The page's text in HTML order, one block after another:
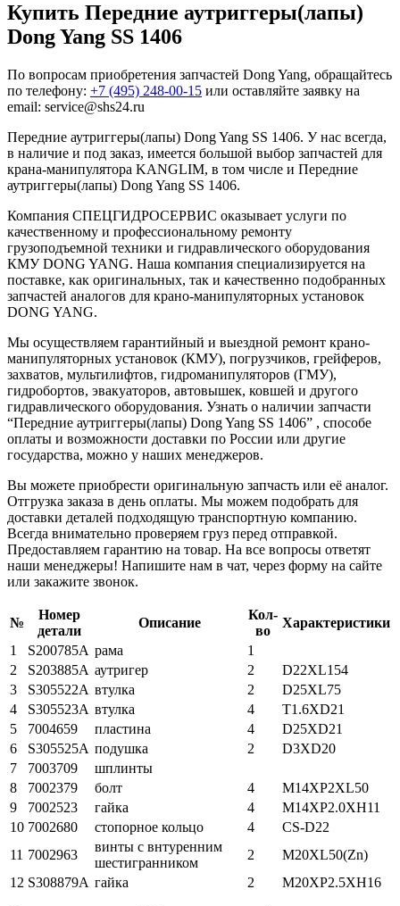
Купить Передние аутриггеры(лапы)
Dong Yang SS 1406
По вопросам приобретения запчастей Dong Yang, обращайтесь
по телефону: +7 (495) 248-00-15 или оставляйте заявку на
email: service@shs24.ru
Передние аутриггеры(лапы) Dong Yang SS 1406. У нас всегда,
в наличие и под заказ, имеется большой выбор запчастей для
крана-манипулятора KANGLIM, в том числе и Передние
аутриггеры(лапы) Dong Yang SS 1406.
Компания СПЕЦГИДРОСЕРВИС оказывает услуги по
качественному и профессиональному ремонту
грузоподъемной техники и гидравлического оборудования
КМУ DONG YANG. Наша компания специализируется на
поставке, как оригинальных, так и качественно подобранных
запчастей аналогов для крано-манипуляторных установок
DONG YANG.
Мы осуществляем гарантийный и выездной ремонт крано-
манипуляторных установок (КМУ), погрузчиков, грейферов,
захватов, мультилифтов, гидроманипуляторов (ГМУ),
гидробортов, эвакуаторов, автовышек, ковшей и другого
гидравлического оборудования. Узнать о наличии запчасти
“Передние аутриггеры(лапы) Dong Yang SS 1406” , способе
оплаты и возможности доставки по России или другие
государства, можно у наших менеджеров.
Вы можете приобрести оригинальную запчасть или её аналог.
Отгрузка заказа в день оплаты. Мы можем подобрать для
доставки деталей подходящую транспортную компанию.
Всегда внимательно проверяем груз перед отправкой.
Предоставляем гарантию на товар. На все вопросы ответят
наши менеджеры! Напишите нам в чат, через форму на сайте
или закажите звонок.
№
Номер
детали
Описание
Кол-
во
Характеристики
1
S200785A рама
1
2
S203885A аутригер 2
D22XL154
3
S305522A втулка 2
D25XL75
4
S305523A втулка 4
T1.6XD21
5
7004659 пластина 4
D25XD21
6
S305525A подушка 2
D3XD20
7
7003709
шплинты
8
7002379 болт 4
M14XP2XL50
9
7002523 гайка 4
M14XP2.0XH11
10 7002680 стопорное кольцо 4
CS-D22
11 7002963
винты с внтуренним
шестигранником
2
M20XL50(Zn)
12 S308879A гайка 2 M20XP2.5XH16